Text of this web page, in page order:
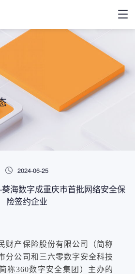
2024-06-25
海数字成重庆市首批网络安全保
险签约企业
财产保险股份有限公司（简称
分公司和三六零数字安全科技
称360数字安全集团）主办的